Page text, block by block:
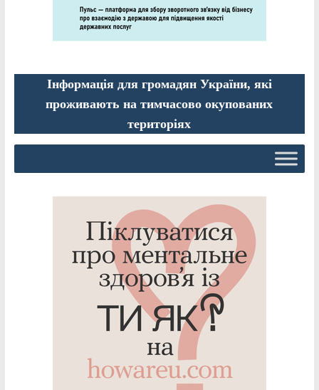
Інформація для громадян України, які
проживають на тимчасово окупованих
територіях